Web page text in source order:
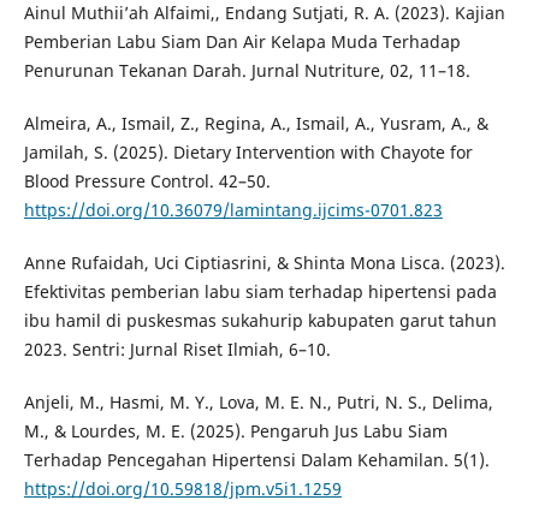
Ainul Muthii’ah Alfaimi,, Endang Sutjati, R. A. (2023). Kajian
Pemberian Labu Siam Dan Air Kelapa Muda Terhadap
Penurunan Tekanan Darah. Jurnal Nutriture, 02, 11–18.
Almeira, A., Ismail, Z., Regina, A., Ismail, A., Yusram, A., &
Jamilah, S. (2025). Dietary Intervention with Chayote for
Blood Pressure Control. 42–50.
https://doi.org/10.36079/lamintang.ijcims-0701.823
Anne Rufaidah, Uci Ciptiasrini, & Shinta Mona Lisca. (2023).
Efektivitas pemberian labu siam terhadap hipertensi pada
ibu hamil di puskesmas sukahurip kabupaten garut tahun
2023. Sentri: Jurnal Riset Ilmiah, 6–10.
Anjeli, M., Hasmi, M. Y., Lova, M. E. N., Putri, N. S., Delima,
M., & Lourdes, M. E. (2025). Pengaruh Jus Labu Siam
Terhadap Pencegahan Hipertensi Dalam Kehamilan. 5(1).
https://doi.org/10.59818/jpm.v5i1.1259